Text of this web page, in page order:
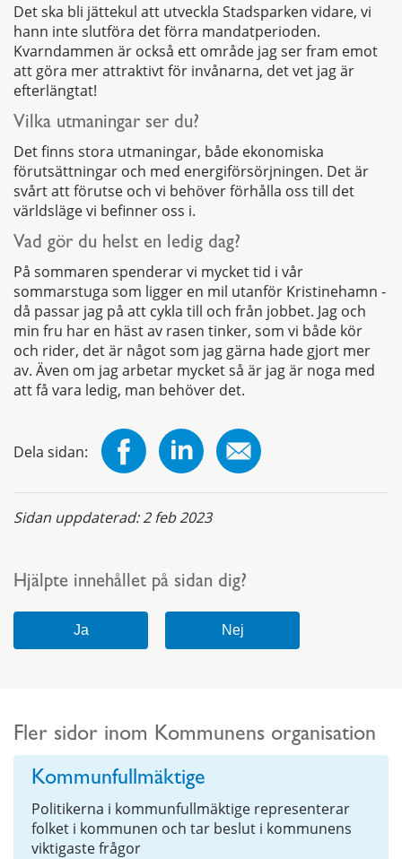
Det ska bli jättekul att utveckla Stadsparken vidare, vi
hann inte slutföra det förra mandatperioden.
Kvarndammen är också ett område jag ser fram emot
att göra mer attraktivt för invånarna, det vet jag är
efterlängtat!
Vilka utmaningar ser du?
Det finns stora utmaningar, både ekonomiska
förutsättningar och med energiförsörjningen. Det är
svårt att förutse och vi behöver förhålla oss till det
världsläge vi befinner oss i.
Vad gör du helst en ledig dag?
På sommaren spenderar vi mycket tid i vår
sommarstuga som ligger en mil utanför Kristinehamn -
då passar jag på att cykla till och från jobbet. Jag och
min fru har en häst av rasen tinker, som vi både kör
och rider, det är något som jag gärna hade gjort mer
av. Även om jag arbetar mycket så är jag är noga med
att få vara ledig, man behöver det.
Dela sidan:
Sidan uppdaterad:2 feb 2023
Hjälpte innehållet på sidan dig?
Fler sidor inom Kommunens organisation
Kommunfullmäktige
Politikerna i kommunfullmäktige representerar
folket i kommunen och tar beslut i kommunens
viktigaste frågor